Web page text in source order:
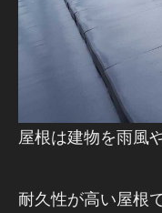
屋根は建物を雨風
耐久性が高い屋根